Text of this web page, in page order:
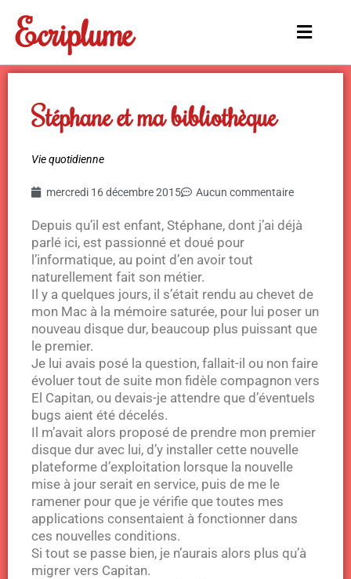
contenu
Ecriplume
Main
Stéphane et ma bibliothèque
Vie quotidienne
mercredi 16 décembre 2015 Aucun commentaire
Depuis qu’il est enfant, Stéphane, dont j’ai déjà
parlé ici, est passionné et doué pour
l’informatique, au point d’en avoir tout
naturellement fait son métier.
Il y a quelques jours, il s’était rendu au chevet de
mon Mac à la mémoire saturée, pour lui poser un
nouveau disque dur, beaucoup plus puissant que
le premier.
Je lui avais posé la question, fallait-il ou non faire
évoluer tout de suite mon fidèle compagnon vers
El Capitan, ou devais-je attendre que d’éventuels
bugs aient été décelés.
Il m’avait alors proposé de prendre mon premier
disque dur avec lui, d’y installer cette nouvelle
plateforme d’exploitation lorsque la nouvelle
mise à jour serait en service, puis de me le
ramener pour que je vérifie que toutes mes
applications consentaient à fonctionner dans
ces nouvelles conditions.
Si tout se passe bien, je n’aurais alors plus qu’à
migrer vers Capitan.